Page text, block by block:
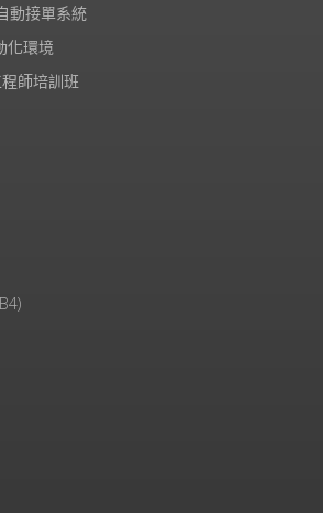
動接單系統
化環境
師培訓班